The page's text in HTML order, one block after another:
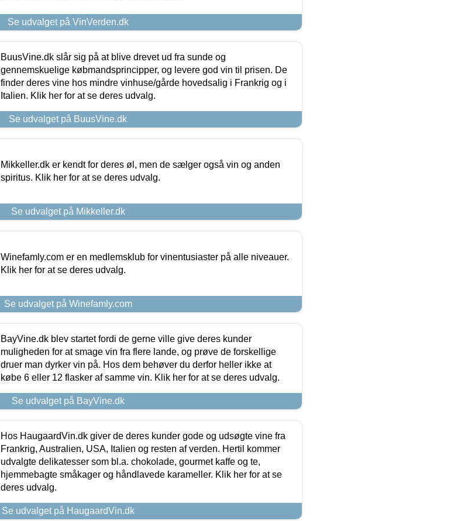
Se udvalget på VinVerden.dk
BuusVine.dk slår sig på at blive drevet ud fra sunde og
gennemskuelige købmandsprincipper, og levere god vin til prisen. De
finder deres vine hos mindre vinhuse/gårde hovedsalig i Frankrig og i
Italien. Klik her for at se deres udvalg.
Se udvalget på BuusVine.dk
Mikkeller.dk er kendt for deres øl, men de sælger også vin og anden
spiritus. Klik her for at se deres udvalg.
Se udvalget på Mikkeller.dk
Winefamly.com er en medlemsklub for vinentusiaster på alle niveauer.
Klik her for at se deres udvalg.
Se udvalget på Winefamly.com
BayVine.dk blev startet fordi de gerne ville give deres kunder
muligheden for at smage vin fra flere lande, og prøve de forskellige
druer man dyrker vin på. Hos dem behøver du derfor heller ikke at
købe 6 eller 12 flasker af samme vin. Klik her for at se deres udvalg.
Se udvalget på BayVine.dk
Hos HaugaardVin.dk giver de deres kunder gode og udsøgte vine fra
Frankrig, Australien, USA, Italien og resten af verden. Hertil kommer
udvalgte delikatesser som bl.a. chokolade, gourmet kaffe og te,
hjemmebagte småkager og håndlavede karameller. Klik her for at se
deres udvalg.
Se udvalget på HaugaardVin.dk